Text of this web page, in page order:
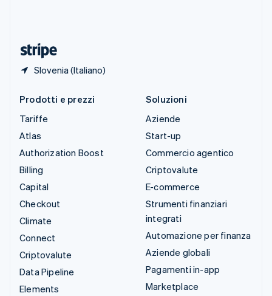
Slovenia (Italiano)
Prodotti e prezzi
Tariffe
Atlas
Authorization Boost
Billing
Capital
Checkout
Climate
Connect
Criptovalute
Data Pipeline
Elements
Soluzioni
Aziende
Start-up
Commercio agentico
Criptovalute
E-commerce
Strumenti finanziari
integrati
Automazione per finanza
Aziende globali
Pagamenti in-app
Marketplace